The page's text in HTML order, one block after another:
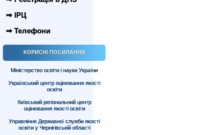
⇒ ІРЦ
⇒ Телефони
КОРИСНІ ПОСИЛАННЯ
Міністерство освіти і науки України
Український центр оцінювання якості
освіти
Київський регіональний центр
оцінювання якості освіти
Управління Державної служби якості
освіти у Чернігівській області